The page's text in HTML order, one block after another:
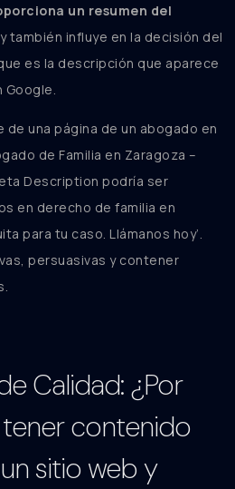
un resumen del
y también influye en la decisión del
es la descripción que aparece
una página de un abogado en
de Familia en Zaragoza –
Description podría ser
en derecho de familia en
para tu caso. Llámanos hoy’.
persuasivas y contener
Calidad: ¿Por
contenido
sitio web y